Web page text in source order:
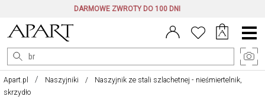
DARMOWE ZWROTY DO 100 DNI
Menu
główne
Apart.pl Naszyjniki
Naszyjnik ze stali szlachetnej - nieśmiertelnik,
skrzydło